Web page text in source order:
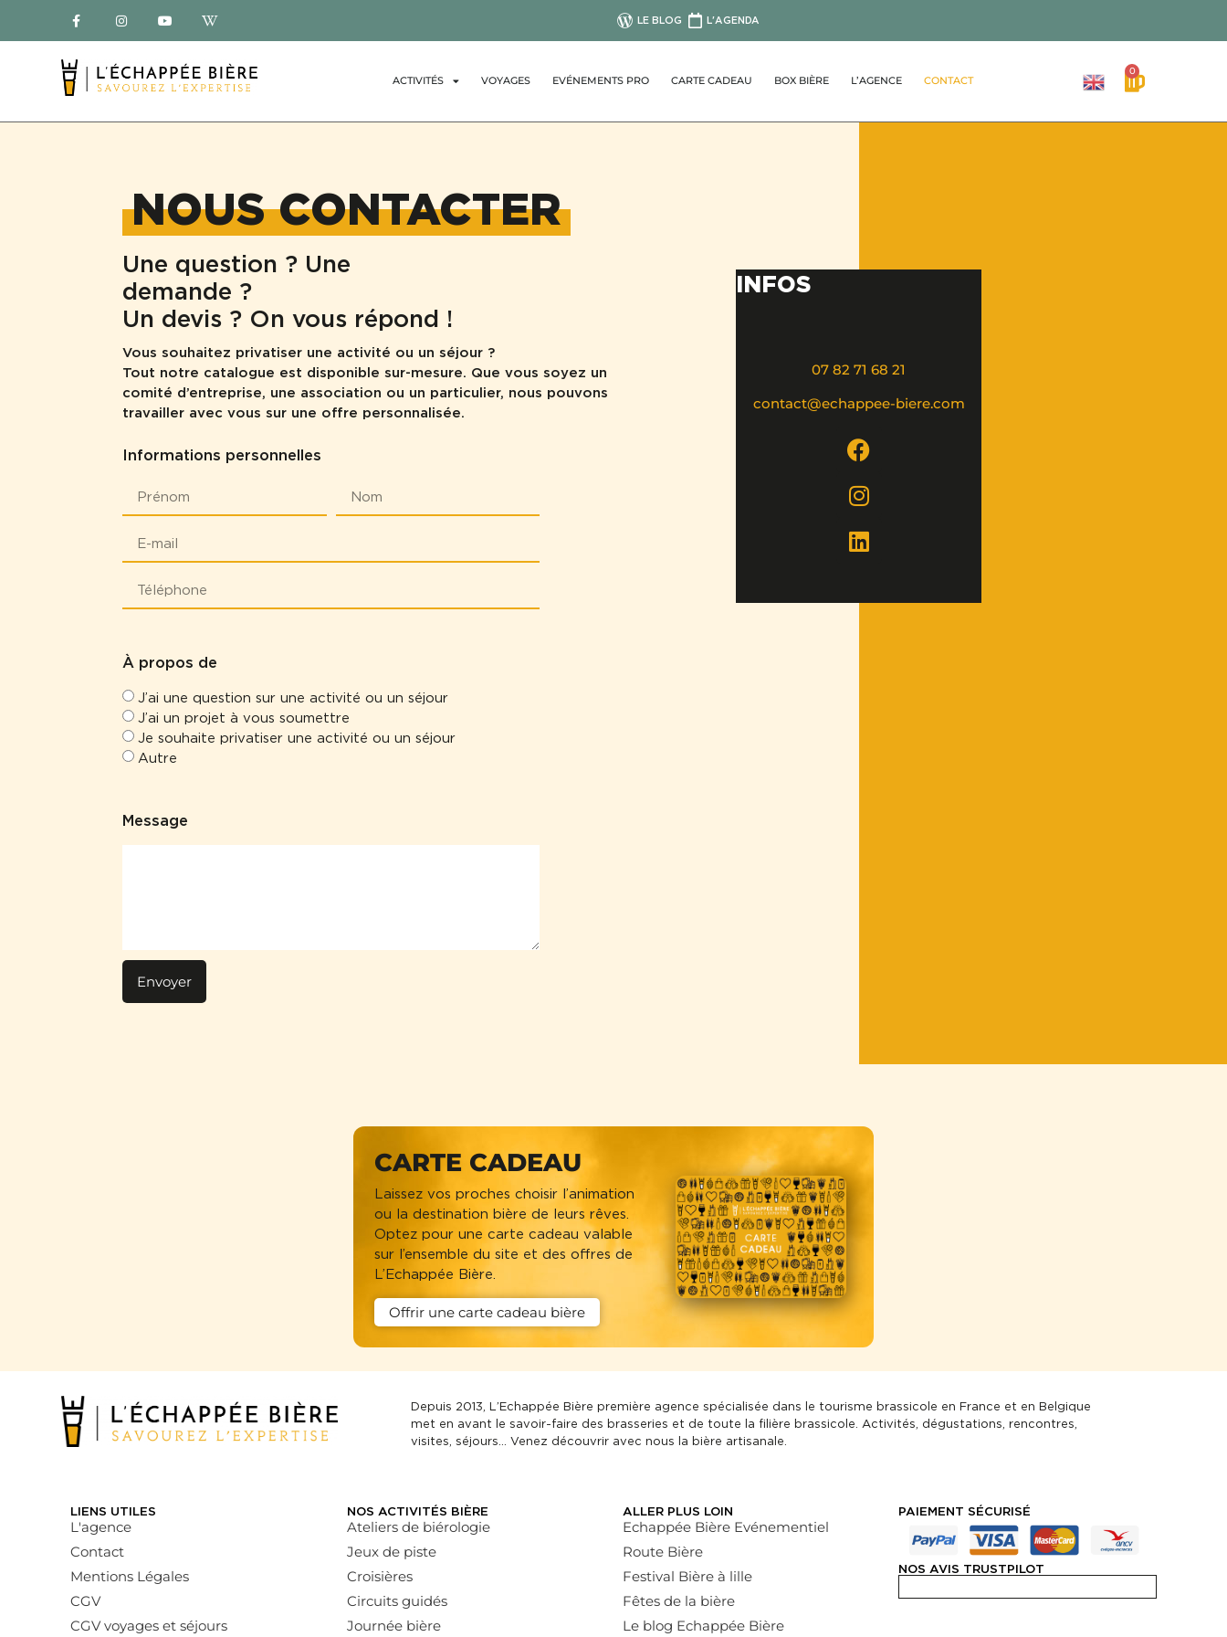
LE BLOG L'AGENDA
ACTIVITÉS VOYAGES EVÉNEMENTS PRO CARTE CADEAU BOX BIÈRE L’AGENCE CONTACT
0
INFOS
07 82 71 68 21
contact@echappee-biere.com
NOUS CONTACTER
Une question ? Une
demande ?
Un devis ? On vous répond !
Vous souhaitez privatiser une activité ou un séjour ?
Tout notre catalogue est disponible sur-mesure. Que vous soyez un
comité d’entreprise, une association ou un particulier, nous pouvons
travailler avec vous sur une offre personnalisée.
Informations personnelles
À propos de
J’ai une question sur une activité ou un séjour
J’ai un projet à vous soumettre
Je souhaite privatiser une activité ou un séjour
Autre
Message
Envoyer
CARTE CADEAU
Laissez vos proches choisir l’animation
ou la destination bière de leurs rêves.
Optez pour une carte cadeau valable
sur l’ensemble du site et des offres de
L’Echappée Bière.
Offrir une carte cadeau bière
Depuis 2013, L’Echappée Bière première agence spécialisée dans le tourisme brassicole en France et en Belgique
met en avant le savoir-faire des brasseries et de toute la filière brassicole. Activités, dégustations, rencontres,
visites, séjours… Venez découvrir avec nous la bière artisanale.
LIENS UTILES
L'agence
Contact
Mentions Légales
CGV
CGV voyages et séjours
NOS ACTIVITÉS BIÈRE
Ateliers de biérologie
Jeux de piste
Croisières
Circuits guidés
Journée bière
ALLER PLUS LOIN
Echappée Bière Evénementiel
Route Bière
Festival Bière à lille
Fêtes de la bière
Le blog Echappée Bière
PAIEMENT SÉCURISÉ
NOS AVIS TRUSTPILOT